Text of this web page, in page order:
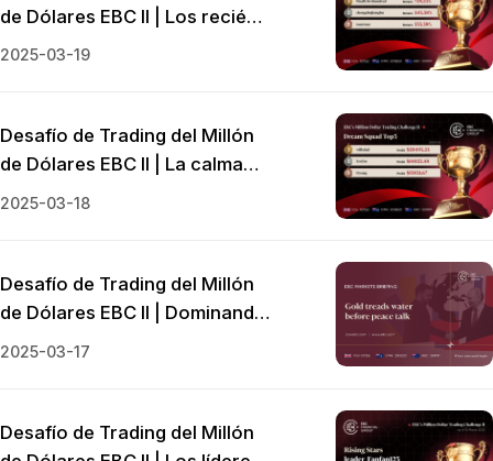
2025-03-19
de Dólares EBC II | Los recién
llegados cierran la brecha
2025-03-18
Desafío de Trading del Millón
de Dólares EBC II | La calma
antes de la tormenta
2025-03-17
Desafío de Trading del Millón
de Dólares EBC II | Dominando
los Movimientos del Mercado
Desafío de Trading del Millón